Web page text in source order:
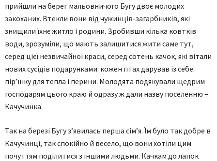
прийшли на берег мальовничого Бугу двоє молодих
закоханих. Втекли вони від чужинців-загарбників, які
знищили їхнє житло і родини. Зробивши кілька ковтків
води, зрозуміли, що мають залишитися жити саме тут,
серед цієї незвичайної краси, серед сотень качок, які вітали
нових сусідів подарунками: кожен птах дарував із себе
пір’їнку для тепла і перини. Молодята подякували щедрим
господарям цього краю й одразу ж дали назву поселенню –
Качучинка.
Так на березі Бугу з’явилась перша сім’я. Їм було так добре в
Качучинці, так спокійно й весело, що вони хотіли цим
почуттям поділитися з іншими людьми. Качкам до лапок